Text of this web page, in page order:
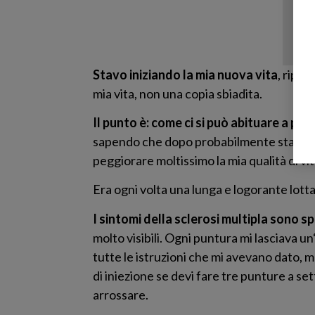
Stavo iniziando la mia nuova vita,
mia vita, non una copia sbiadita.
Il punto è: come ci si può abituare a
sapendo che dopo probabilmente
peggiorare moltissimo la mia qualità di
Era ogni volta una lunga e logorante
I sintomi della sclerosi multipla sono
molto visibili. Ogni puntura mi lasciava
tutte le istruzioni che mi avevano dato,
di iniezione se devi fare tre punture a
arrossare.